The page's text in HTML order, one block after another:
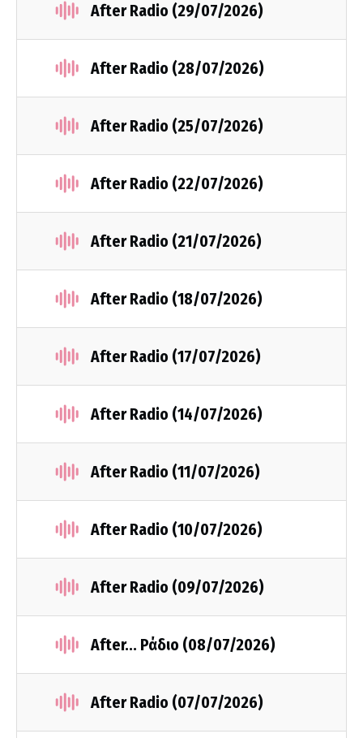
After Radio (29/07/2026)
After Radio (28/07/2026)
After Radio (25/07/2026)
After Radio (22/07/2026)
After Radio (21/07/2026)
After Radio (18/07/2026)
After Radio (17/07/2026)
After Radio (14/07/2026)
After Radio (11/07/2026)
After Radio (10/07/2026)
After Radio (09/07/2026)
After... Ράδιο (08/07/2026)
After Radio (07/07/2026)